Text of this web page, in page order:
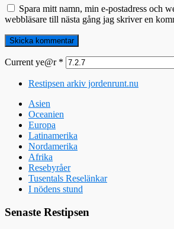
Spara mitt namn, min e-postadress och
webbläsare till nästa gång jag skriver en
Current ye@r *
Restipsen arkiv jordenrunt.nu
Asien
Oceanien
Europa
Latinamerika
Nordamerika
Afrika
Resebyråer
Tusentals Reselänkar
I nödens stund
Senaste Restipsen